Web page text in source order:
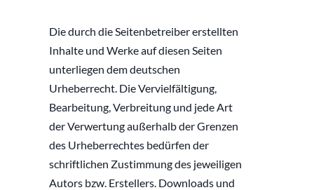
Die durch die Seitenbetreiber erstellten
Inhalte und Werke auf diesen Seiten
unterliegen dem deutschen
Urheberrecht. Die Vervielfältigung,
Bearbeitung, Verbreitung und jede Art
der Verwertung außerhalb der Grenzen
des Urheberrechtes bedürfen der
schriftlichen Zustimmung des jeweiligen
Autors bzw. Erstellers. Downloads und